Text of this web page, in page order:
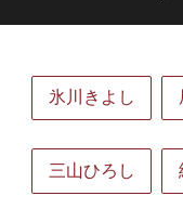
氷川きよし
三山ひろし